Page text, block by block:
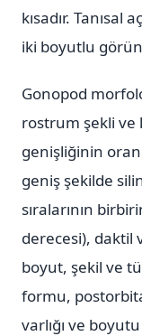
kısadır.
iki boyutlu
Gonopod
rostrum şekli
genişliğinin
geniş şekilde
sıralarının
derecesi), daktil
boyut, şekil ve
formu,
varlığı ve